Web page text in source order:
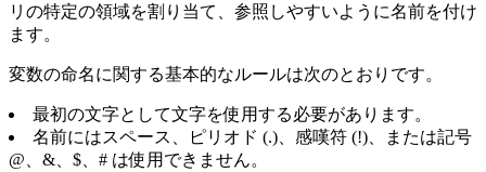
リの特定の領域を割り当て、参照しやすいように名前を付け
ます。
変数の命名に関する基本的なルールは次のとおりです。
最初の文字として文字を使用する必要があります。
名前にはスペース、ピリオド (.)、感嘆符 (!)、または記号
@、&、$、# は使用できません。